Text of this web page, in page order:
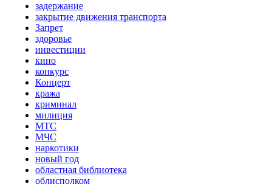
задержание
закрытие движения транспорта
Запрет
здоровье
инвестиции
кино
конкурс
Концерт
кража
криминал
милиция
МТС
МЧС
наркотики
новый год
областная библиотека
облисполком